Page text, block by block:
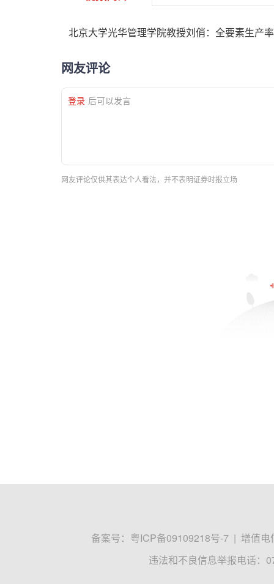
北京大学光华管理学院教授刘俏：全要素生产
网友评论
登录 后可以发言
网友评论仅供其表达个人看法，并不表明证券时报立场
备案号： 粤ICP备09109218号-7 | 增值电
违法和不良信息举报电话：